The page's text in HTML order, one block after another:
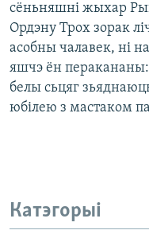
сёньняшні жыхар
Ордэну Трох зорак
асобны чалавек, ні
яшчэ ён перакананы:
белы сьцяг
юбілею з мастаком
Катэгорыі